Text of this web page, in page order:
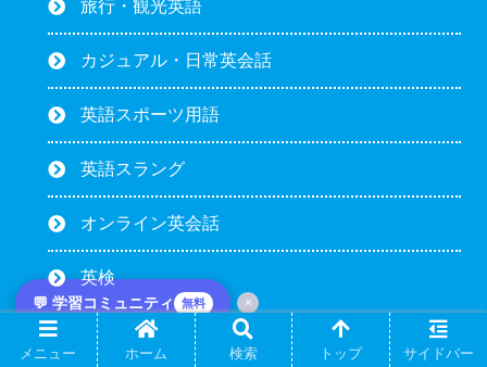
💬 学習コミュニティ 無料 ×
旅行・観光英語
カジュアル・日常英会話
英語スポーツ用語
英語スラング
オンライン英会話
英検
英検1級
メニュー ホーム 検索 トップ サイドバー